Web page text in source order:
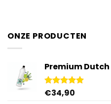
ONZE PRODUCTEN
Premium Dutch
Gewaardeerd
€34,90